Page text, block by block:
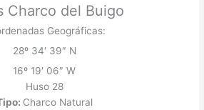
Charco del Buigo
Geográficas:
28º 34′ 39″ N
16º 19′ 06″ W
Huso 28
Charco Natural